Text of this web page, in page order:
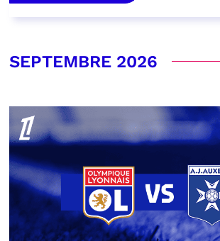
SEPTEMBRE 2026